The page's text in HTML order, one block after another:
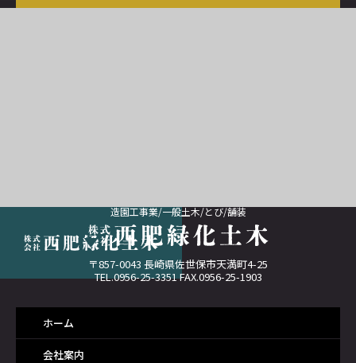
造園工事業/一般土木/とび/舗装
〒857-0043 長崎県佐世保市天満町4-25
TEL.0956-25-3351 FAX.0956-25-1903
ホーム
会社案内